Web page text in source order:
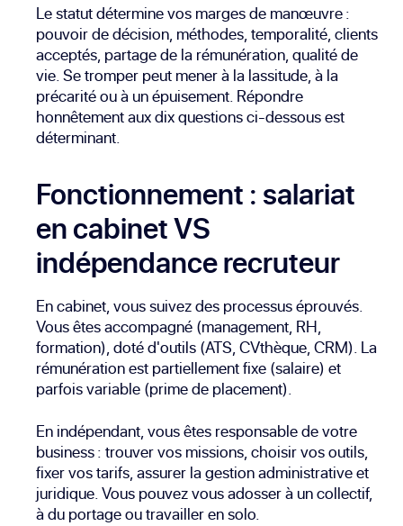
Le statut détermine vos marges de manœuvre :
pouvoir de décision, méthodes, temporalité, clients
acceptés, partage de la rémunération, qualité de
vie. Se tromper peut mener à la lassitude, à la
précarité ou à un épuisement. Répondre
honnêtement aux dix questions ci-dessous est
déterminant.
Fonctionnement : salariat
en cabinet VS
indépendance recruteur
En cabinet, vous suivez des processus éprouvés.
Vous êtes accompagné (management, RH,
formation), doté d'outils (ATS, CVthèque, CRM). La
rémunération est partiellement fixe (salaire) et
parfois variable (prime de placement).
En indépendant, vous êtes responsable de votre
business : trouver vos missions, choisir vos outils,
fixer vos tarifs, assurer la gestion administrative et
juridique. Vous pouvez vous adosser à un collectif,
à du portage ou travailler en solo.